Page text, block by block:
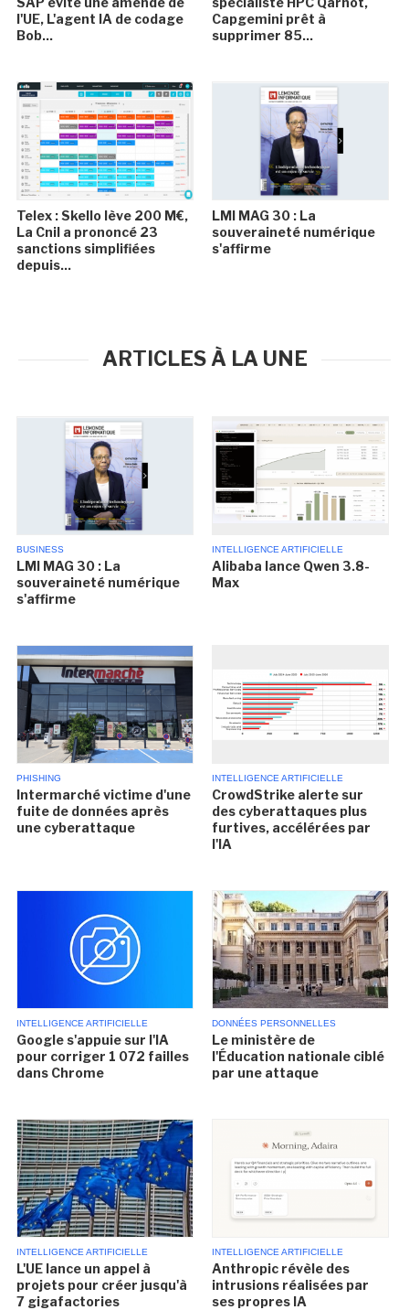
l'UE, L'agent IA de codage
Bob...
Capgemini prêt à
supprimer 85...
Telex : Skello lève 200 M€,
La Cnil a prononcé 23
sanctions simplifiées
depuis...
LMI MAG 30 : La
souveraineté numérique
s'affirme
ARTICLES À LA UNE
BUSINESS
LMI MAG 30 : La
souveraineté numérique
s'affirme
INTELLIGENCE ARTIFICIELLE
Alibaba lance Qwen 3.8-
Max
PHISHING
Intermarché victime d'une
fuite de données après
une cyberattaque
INTELLIGENCE ARTIFICIELLE
CrowdStrike alerte sur
des cyberattaques plus
furtives, accélérées par
l'IA
INTELLIGENCE ARTIFICIELLE
Google s'appuie sur l'IA
pour corriger 1 072 failles
dans Chrome
DONNÉES PERSONNELLES
Le ministère de
l'Éducation nationale ciblé
par une attaque
INTELLIGENCE ARTIFICIELLE
L'UE lance un appel à
projets pour créer jusqu'à
7 gigafactories
INTELLIGENCE ARTIFICIELLE
Anthropic révèle des
intrusions réalisées par
ses propres IA